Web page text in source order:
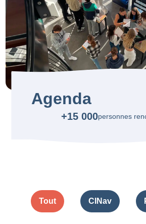
Agenda
+15 000personnes
Tout CINav